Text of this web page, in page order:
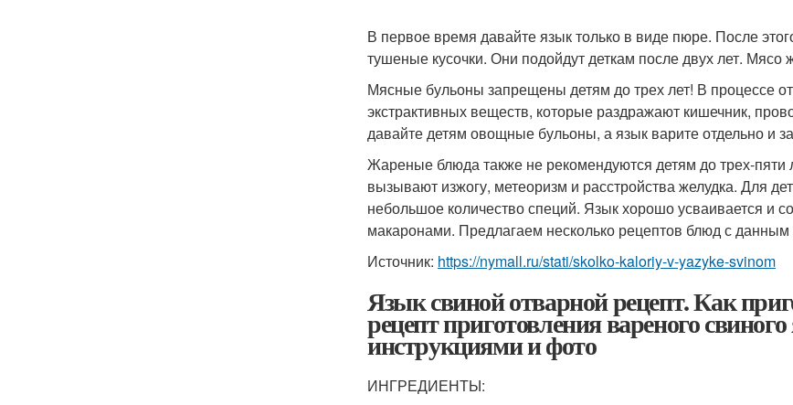
В первое время давайте язык только в виде пюре. После
тушеные кусочки. Они подойдут деткам после двух лет. Мясо
Мясные бульоны запрещены детям до трех лет! В процессе
экстрактивных веществ, которые раздражают кишечник,
давайте детям овощные бульоны, а язык варите отдельно и
Жареные блюда также не рекомендуются детям до трех-пяти
вызывают изжогу, метеоризм и расстройства желудка. Для
небольшое количество специй. Язык хорошо усваивается и
макаронами. Предлагаем несколько рецептов блюд с данным
Источник: https://nymall.ru/stati/skolko-kaloriy-v-yazyke-svinom
Язык свиной отварной рецепт. Как
рецепт приготовления вареного
инструкциями и фото
ИНГРЕДИЕНТЫ: